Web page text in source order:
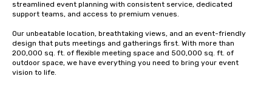
date any dietary
Feel Like a VIP at
Smacking Foodie
group members
streamlined event planning with consistent service, dedicated
support teams, and access to premium venues.
Our unbeatable location, breathtaking views, and an event-friendly
design that puts meetings and gatherings first. With more than
200,000 sq. ft. of flexible meeting space and 500,000 sq. ft. of
outdoor space, we have everything you need to bring your event
vision to life.